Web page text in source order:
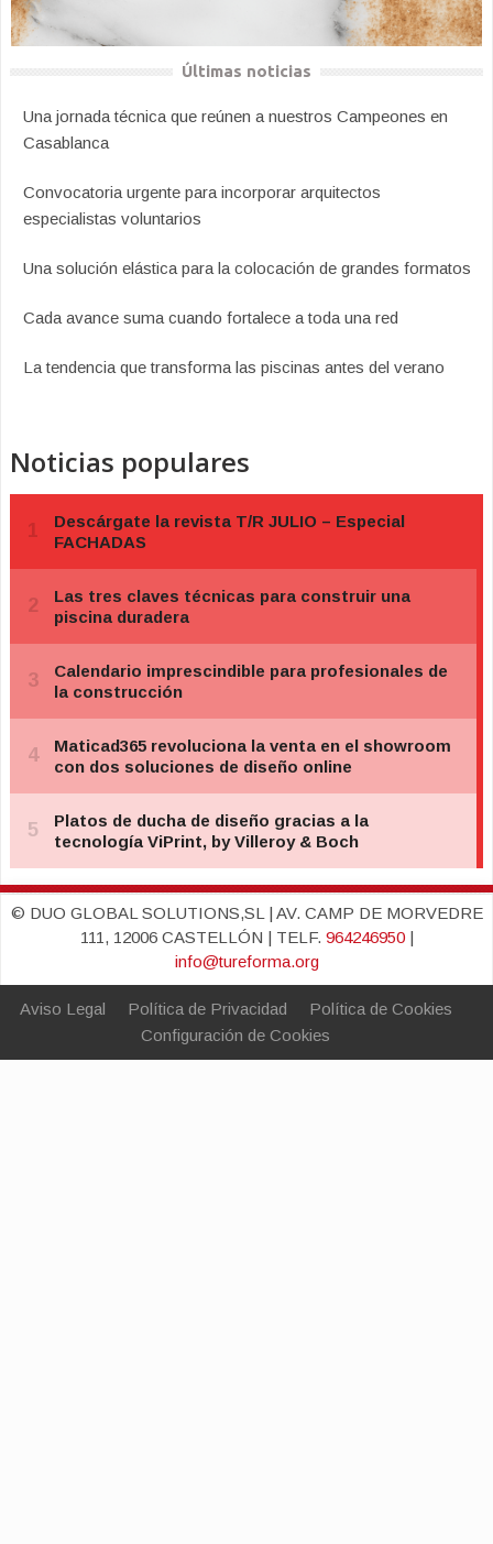
Últimas noticias
Una jornada técnica que reúnen a nuestros Campeones en
Casablanca
Convocatoria urgente para incorporar arquitectos
especialistas voluntarios
Una solución elástica para la colocación de grandes formatos
Cada avance suma cuando fortalece a toda una red
La tendencia que transforma las piscinas antes del verano
Noticias populares
© DUO GLOBAL SOLUTIONS,SL | AV. CAMP DE MORVEDRE
111, 12006 CASTELLÓN | TELF. 964246950|
info@tureforma.org
Aviso Legal Política de Privacidad
Política de Cookies
Configuración de Cookies